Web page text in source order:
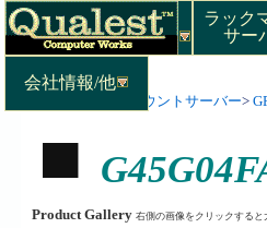
ラック
サー
会社情報/他
ラックマウントサーバー>
Product Gallery 右側の画像をクリックすると